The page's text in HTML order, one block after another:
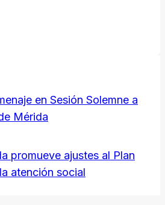
en Sesión Solemne a
Mérida
promueve ajustes al Plan
atención social